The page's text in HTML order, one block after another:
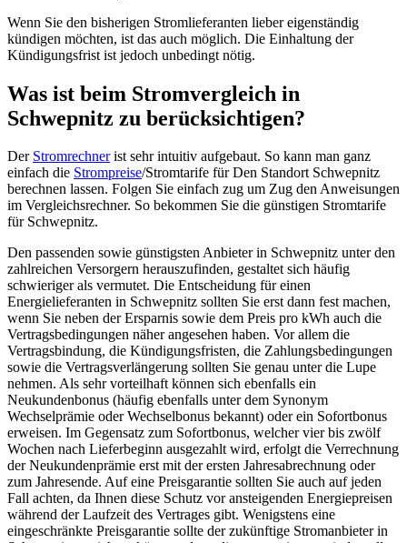
Wenn Sie den bisherigen Stromlieferanten lieber eigenständig
kündigen möchten, ist das auch möglich. Die Einhaltung der
Kündigungsfrist ist jedoch unbedingt nötig.
Was ist beim Stromvergleich in
Schwepnitz zu berücksichtigen?
Der Stromrechnerist sehr intuitiv aufgebaut. So kann man ganz
einfach die Strompreise/Stromtarife für Den Standort Schwepnitz
berechnen lassen. Folgen Sie einfach zug um Zug den Anweisungen
im Vergleichsrechner. So bekommen Sie die günstigen Stromtarife
für Schwepnitz.
Den passenden sowie günstigsten Anbieter in Schwepnitz unter den
zahlreichen Versorgern herauszufinden, gestaltet sich häufig
schwieriger als vermutet. Die Entscheidung für einen
Energielieferanten in Schwepnitz sollten Sie erst dann fest machen,
wenn Sie neben der Ersparnis sowie dem Preis pro kWh auch die
Vertragsbedingungen näher angesehen haben. Vor allem die
Vertragsbindung, die Kündigungsfristen, die Zahlungsbedingungen
sowie die Vertragsverlängerung sollten Sie genau unter die Lupe
nehmen. Als sehr vorteilhaft können sich ebenfalls ein
Neukundenbonus (häufig ebenfalls unter dem Synonym
Wechselprämie oder Wechselbonus bekannt) oder ein Sofortbonus
erweisen. Im Gegensatz zum Sofortbonus, welcher vier bis zwölf
Wochen nach Lieferbeginn ausgezahlt wird, erfolgt die Verrechnung
der Neukundenprämie erst mit der ersten Jahresabrechnung oder
zum Jahresende. Auf eine Preisgarantie sollten Sie auch auf jeden
Fall achten, da Ihnen diese Schutz vor ansteigenden Energiepreisen
während der Laufzeit des Vertrages gibt. Wenigstens eine
eingeschränkte Preisgarantie sollte der zukünftige Stromanbieter in